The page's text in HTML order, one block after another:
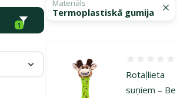
1
Materiāls
Termoplastiskā gumija
Rotaļlieta
suņiem – Be